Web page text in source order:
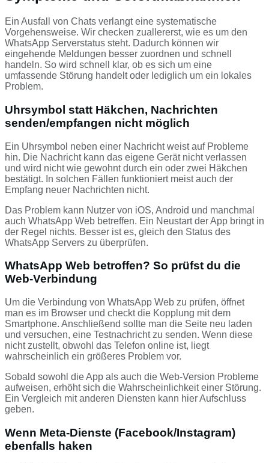
Ein Ausfall von Chats verlangt eine systematische
Vorgehensweise. Wir checken zuallererst, wie es um den
WhatsApp Serverstatus steht. Dadurch können wir
eingehende Meldungen besser zuordnen und schnell
handeln. So wird schnell klar, ob es sich um eine
umfassende Störung handelt oder lediglich um ein lokales
Problem.
Uhrsymbol statt Häkchen, Nachrichten
senden/empfangen nicht möglich
Ein Uhrsymbol neben einer Nachricht weist auf Probleme
hin. Die Nachricht kann das eigene Gerät nicht verlassen
und wird nicht wie gewohnt durch ein oder zwei Häkchen
bestätigt. In solchen Fällen funktioniert meist auch der
Empfang neuer Nachrichten nicht.
Das Problem kann Nutzer von iOS, Android und manchmal
auch WhatsApp Web betreffen. Ein Neustart der App bringt in
der Regel nichts. Besser ist es, gleich den Status des
WhatsApp Servers zu überprüfen.
WhatsApp Web betroffen? So prüfst du die
Web-Verbindung
Um die Verbindung von WhatsApp Web zu prüfen, öffnet
man es im Browser und checkt die Kopplung mit dem
Smartphone. Anschließend sollte man die Seite neu laden
und versuchen, eine Testnachricht zu senden. Wenn diese
nicht zustellt, obwohl das Telefon online ist, liegt
wahrscheinlich ein größeres Problem vor.
Sobald sowohl die App als auch die Web-Version Probleme
aufweisen, erhöht sich die Wahrscheinlichkeit einer Störung.
Ein Vergleich mit anderen Diensten kann hier Aufschluss
geben.
Wenn Meta-Dienste (Facebook/Instagram)
ebenfalls haken